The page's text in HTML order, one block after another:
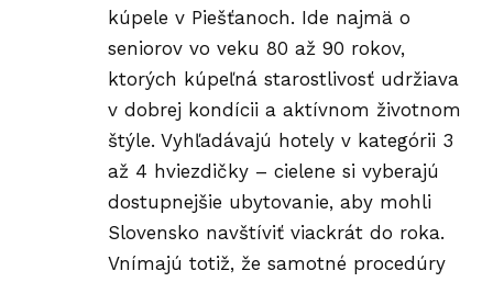
kúpele v Piešťanoch. Ide najmä o
seniorov vo veku 80 až 90 rokov,
ktorých kúpeľná starostlivosť udržiava
v dobrej kondícii a aktívnom životnom
štýle. Vyhľadávajú hotely v kategórii 3
až 4 hviezdičky – cielene si vyberajú
dostupnejšie ubytovanie, aby mohli
Slovensko navštíviť viackrát do roka.
Vnímajú totiž, že samotné procedúry